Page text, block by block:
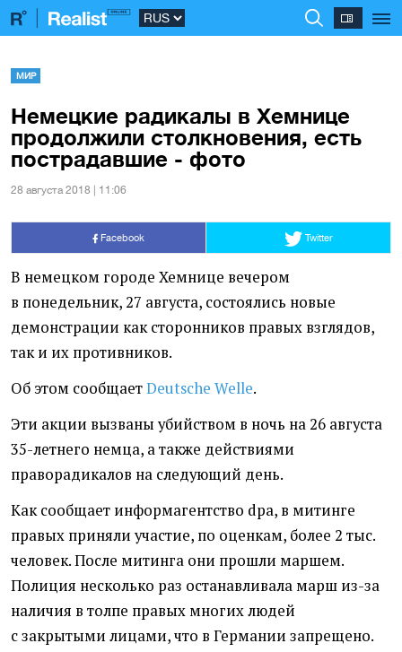
МИР
Немецкие радикалы в Хемнице
продолжили столкновения, есть
пострадавшие - фото
28 августа 2018 | 11:06
Facebook Twitter
В немецком городе Хемнице вечером
в понедельник, 27 августа, состоялись новые
демонстрации как сторонников правых взглядов,
так и их противников.
Об этом сообщаетDeutsche Welle.
Эти акции вызваны убийством в ночь на 26 августа
35-летнего немца, а также действиями
праворадикалов на следующий день.
Как сообщает информагентство dpa, в митинге
правых приняли участие, по оценкам, более 2 тыс.
человек. После митинга они прошли маршем.
Полиция несколько раз останавливала марш из-за
наличия в толпе правых многих людей
с закрытыми лицами, что в Германии запрещено.